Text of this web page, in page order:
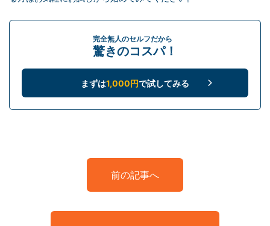
完全無人のセルフだから
驚きのコスパ！
まずは1,000円で試してみる
前の記事へ